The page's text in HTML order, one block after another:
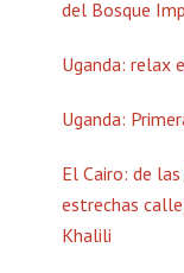
del Bosque
Uganda: relax
Uganda:
El Cairo: de
estrechas
Khalili